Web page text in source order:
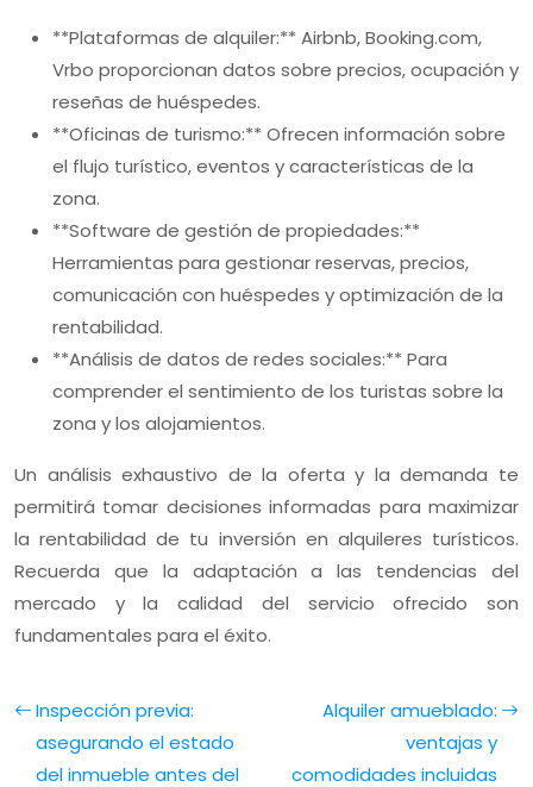
**Plataformas de alquiler:** Airbnb, Booking.com,
Vrbo proporcionan datos sobre precios, ocupación y
reseñas de huéspedes.
**Oficinas de turismo:** Ofrecen información sobre
el flujo turístico, eventos y características de la
zona.
**Software de gestión de propiedades:**
Herramientas para gestionar reservas, precios,
comunicación con huéspedes y optimización de la
rentabilidad.
**Análisis de datos de redes sociales:** Para
comprender el sentimiento de los turistas sobre la
zona y los alojamientos.
Un análisis exhaustivo de la oferta y la demanda te
permitirá tomar decisiones informadas para maximizar
la rentabilidad de tu inversión en alquileres turísticos.
Recuerda que la adaptación a las tendencias del
mercado y la calidad del servicio ofrecido son
fundamentales para el éxito.
Inspección previa:
asegurando el estado
del inmueble antes del
Alquiler amueblado:
ventajas y
comodidades incluidas